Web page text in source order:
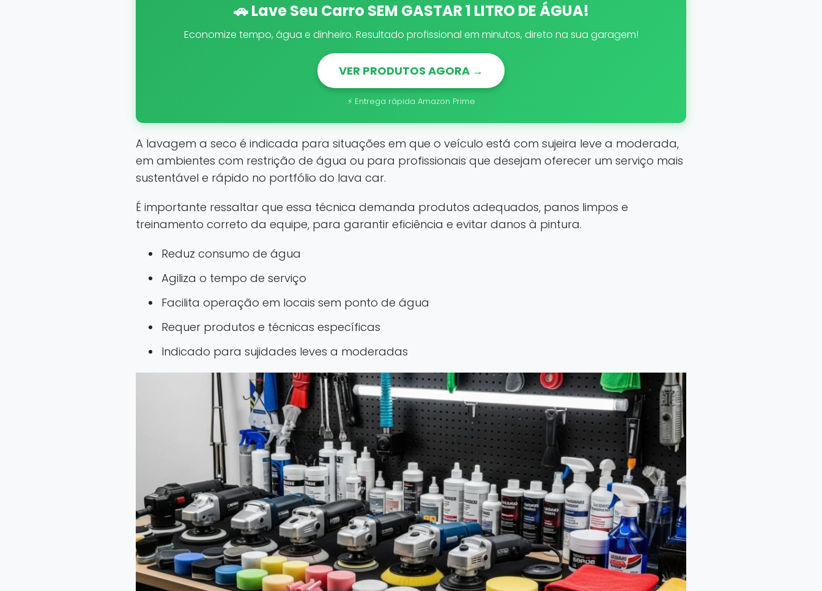
🚗 Lave Seu Carro SEM GASTAR 1 LITRO DE ÁGUA!
Economize tempo, água e dinheiro. Resultado profissional em minutos, direto na sua garagem!
VER PRODUTOS AGORA →
⚡ Entrega rápida Amazon Prime
A lavagem a seco é indicada para situações em que o veículo está com sujeira leve a moderada,
em ambientes com restrição de água ou para profissionais que desejam oferecer um serviço mais
sustentável e rápido no portfólio do lava car.
É importante ressaltar que essa técnica demanda produtos adequados, panos limpos e
treinamento correto da equipe, para garantir eficiência e evitar danos à pintura.
Reduz consumo de água
Agiliza o tempo de serviço
Facilita operação em locais sem ponto de água
Requer produtos e técnicas específicas
Indicado para sujidades leves a moderadas